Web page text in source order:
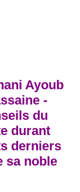
Ayoub
-
du
durant
derniers
sa noble